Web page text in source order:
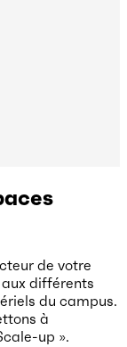
de votre
différents
du campus.
à
up ».